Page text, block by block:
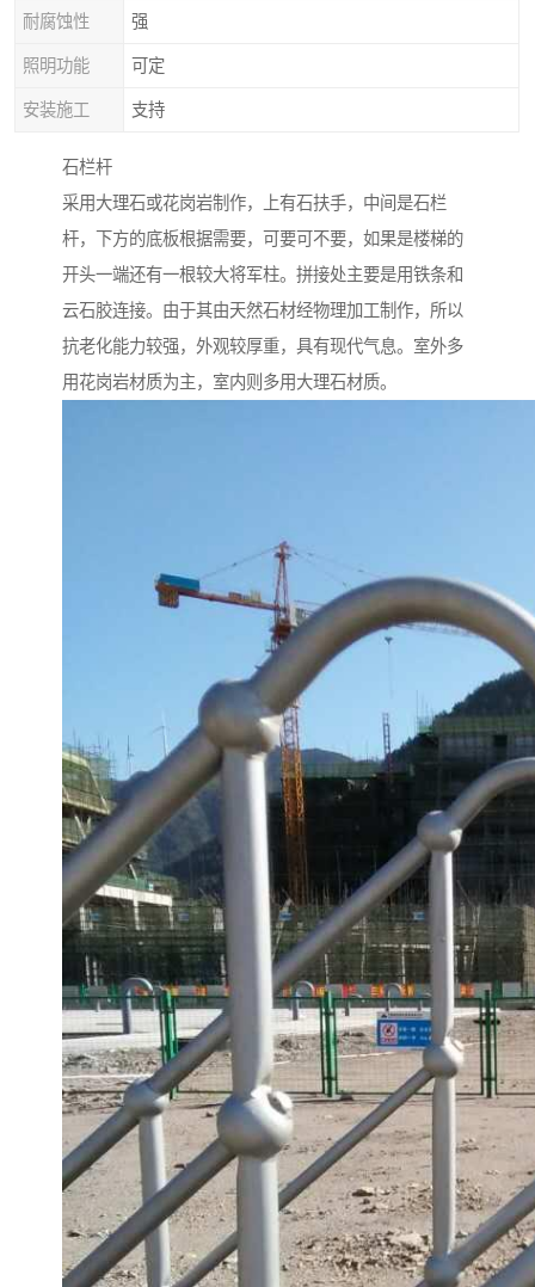
耐腐蚀性 强
照明功能 可定
安装施工 支持
石栏杆
采用大理石或花岗岩制作，上有石扶手，中间是石栏
杆，下方的底板根据需要，可要可不要，如果是楼梯的
开头一端还有一根较大将军柱。拼接处主要是用铁条和
云石胶连接。由于其由天然石材经物理加工制作，所以
抗老化能力较强，外观较厚重，具有现代气息。室外多
用花岗岩材质为主，室内则多用大理石材质。